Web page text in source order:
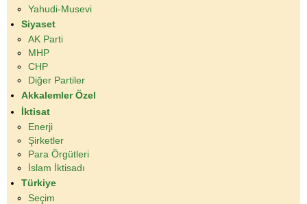
Yahudi-Musevi
Siyaset
AK Parti
MHP
CHP
Diğer Partiler
Akkalemler Özel
İktisat
Enerji
Şirketler
Para Örgütleri
İslam İktisadı
Türkiye
Seçim